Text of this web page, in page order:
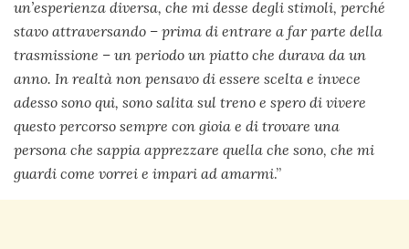
un’esperienza diversa, che mi desse degli stimoli, perché
stavo attraversando – prima di entrare a far parte della
trasmissione – un periodo un piatto che durava da un
anno. In realtà non pensavo di essere scelta e invece
adesso sono qui, sono salita sul treno e spero di vivere
questo percorso sempre con gioia e di trovare una
persona che sappia apprezzare quella che sono, che mi
guardi come vorrei e impari ad amarmi.”